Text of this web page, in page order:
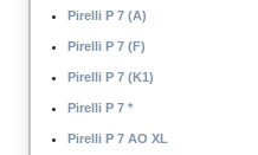
Pirelli P 7 (A)
Pirelli P 7 (F)
Pirelli P 7 (K1)
Pirelli P 7 *
Pirelli P 7 AO XL